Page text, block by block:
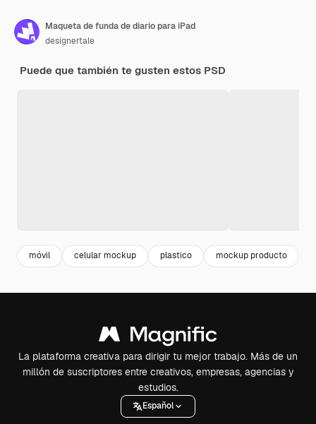
Maqueta de funda de diario para iPad
designertale
Puede que también te gusten estos PSD
móvil celular mockup plastico mockup producto
La plataforma creativa para dirigir tu mejor trabajo. Más de un
millón de suscriptores entre creativos, empresas, agencias y
estudios.
Español